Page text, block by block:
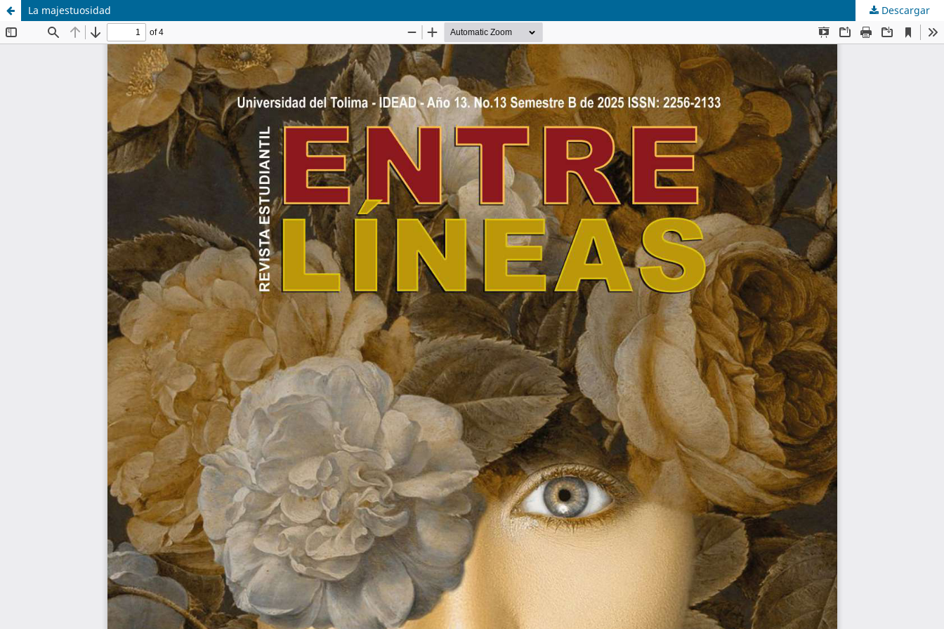
La majestuosidad Descargar